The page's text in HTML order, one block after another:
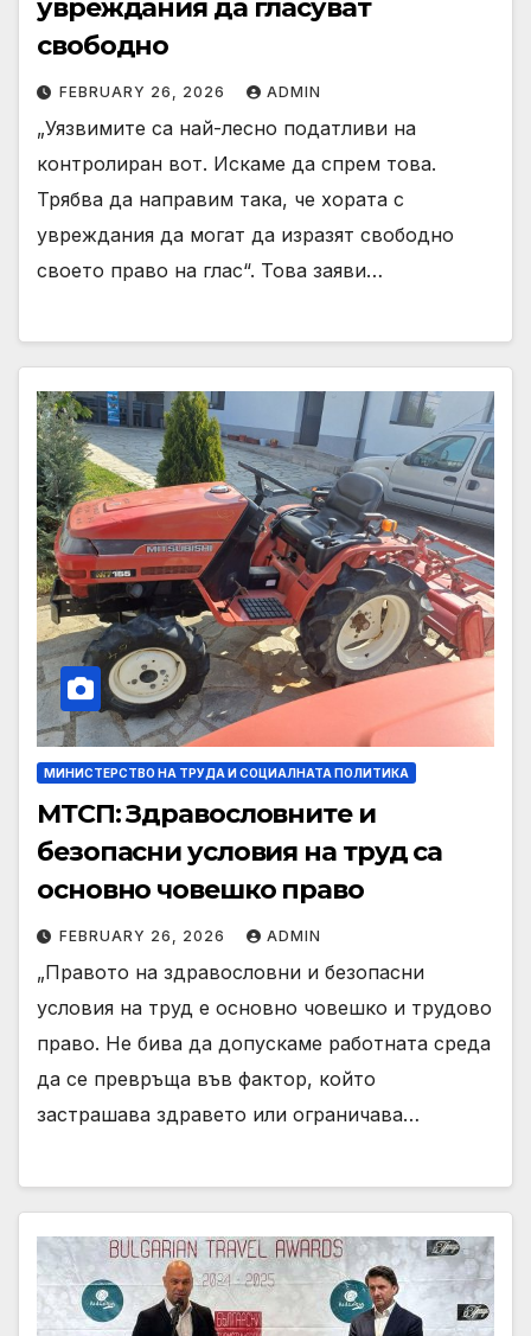
увреждания да гласуват
свободно
FEBRUARY 26, 2026 ADMIN
„Уязвимите са най-лесно податливи на
контролиран вот. Искаме да спрем това.
Трябва да направим така, че хората с
увреждания да могат да изразят свободно
своето право на глас“. Това заяви…
МИНИСТЕРСТВО НА ТРУДА И СОЦИАЛНАТА ПОЛИТИКА
МТСП: Здравословните и
безопасни условия на труд са
основно човешко право
FEBRUARY 26, 2026 ADMIN
„Правото на здравословни и безопасни
условия на труд е основно човешко и трудово
право. Не бива да допускаме работната среда
да се превръща във фактор, който
застрашава здравето или ограничава…